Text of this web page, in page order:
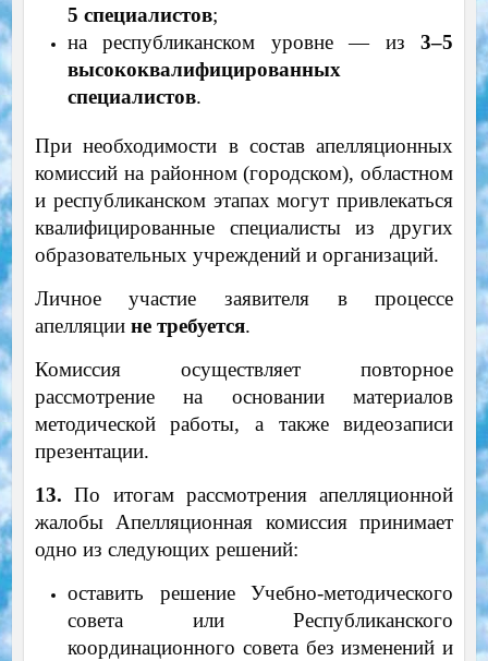
5 специалистов;
на республиканском уровне — из3–5
высококвалифицированных
специалистов.
При необходимости в состав апелляционных
комиссий на районном (городском), областном
и республиканском этапах могут привлекаться
квалифицированные специалисты из других
образовательных учреждений и организаций.
Личное участие заявителя в процессе
апелляции не требуется.
Комиссия осуществляет повторное
рассмотрение на основании материалов
методической работы, а также видеозаписи
презентации.
13. По итогам рассмотрения апелляционной
жалобы Апелляционная комиссия принимает
одно из следующих решений:
оставить решение Учебно-методического
совета или Республиканского
координационного совета без изменений и